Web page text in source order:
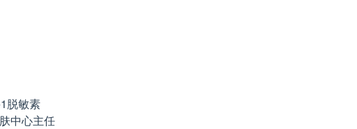
脱敏素
中心主任